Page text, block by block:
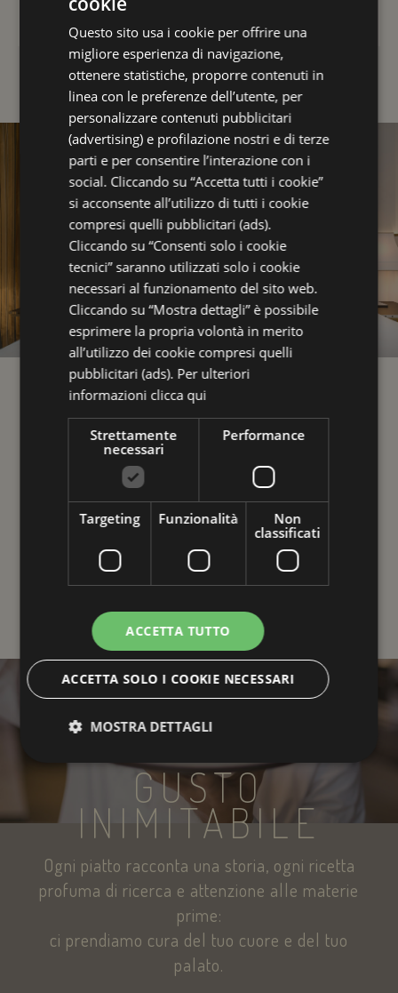
DETTAGLI
INIZIA A
SOGNARE
Riposare bene per svegliarsi meglio. Le nostre
camere e suites sono vere e proprie finestre
sul mare, confortevoli, curate, luminose e
certificate a prova di bei sogni.
SCEGLI LA TUA CAMERA
TROVA IL TUO PACCHETTO VACANZA
GUSTO
INIMITABILE
Ogni piatto racconta una storia, ogni ricetta
profuma di ricerca e attenzione alle materie
prime:
ci prendiamo cura del tuo cuore e del tuo
palato.
Offerte
Spa Lovers
Meeting & Business
Leisure
Family
Camere
Servizi
Colazione
Ristoranti ” Galleria Savoia”
Esperienze e formule di benessere
Dove siamo
ENGLISH
FRENCH
Questo sito usa i cookie per offrire una
migliore esperienza di navigazione,
ottenere statistiche, proporre contenuti in
linea con le preferenze dell’utente, per
personalizzare contenuti pubblicitari
(advertising) e profilazione nostri e di terze
parti e per consentire l’interazione con i
social. Cliccando su “Accetta tutti i cookie”
si acconsente all’utilizzo di tutti i cookie
compresi quelli pubblicitari (ads).
Cliccando su “Consenti solo i cookie
tecnici” saranno utilizzati solo i cookie
necessari al funzionamento del sito web.
Cliccando su “Mostra dettagli” è possibile
esprimere la propria volontà in merito
all’utilizzo dei cookie compresi quelli
pubblicitari (ads). Per ulteriori
informazioni clicca qui
Strettamente
necessari
Performance
Targeting Funzionalità
Non
classificati
ACCETTA TUTTO
ACCETTA SOLO I COOKIE NECESSARI
MOSTRA DETTAGLI
Strettamente necessari
Performance
Targeting
Funzionalità Non classificati
funzionalità principali del sito web come l'accesso
dell'utente e la gestione dell'account. Il sito web non
può essere utilizzato correttamente senza i cookie
strettamente necessari.
Nome
Provider /